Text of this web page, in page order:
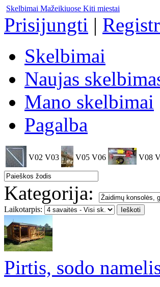
Skelbimai Mažeikiuose Kiti miestai
Prisijungti |
Skelbimai
Naujas
Mano skelbimai
Pagalba
V02 V03 V05 V06 V08
Kategorija:
Laikotarpis:
Pirtis, sodo